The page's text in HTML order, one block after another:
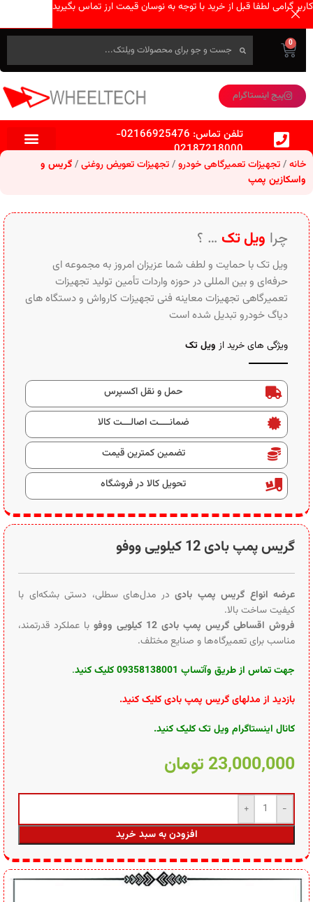
0
پیج اینستاگرام
تلفن تماس: 02166925476
-
02187218000
خانه تجهیزات تعمیرگاهی خودرو تجهیزات تعویض روغنی گریس و
واسکازین پمپ
گریس پمپ بادی 12 کیلویی ووفو
عرضه انواع گریس پمپ بادی در مدل‌های سطلی، دستی بشکه‌ای با
کیفیت ساخت بالا.
فروش اقساطی گریس پمپ بادی 12 کیلویی ووفو
با عملکرد قدرتمند،
مناسب برای تعمیرگاه‌ها و صنایع مختلف.
جهت تماس از طریق وآتساپ 09358138001 کلیک کنید
.
بازدید از مدلهای گریس پمپ بادی کلیک کنید.
کانال اینستاگرام ویل تک کلیک کنید.
23,000,000 تومان
افزودن به سبد خرید
چرا ویل تک … ؟
ویل تک با حمایت و لطف شما عزیزان امروز به مجموعه ای
حرفه‌ای و بین‌ المللی در حوزه واردات تأمین تولید تجهیزات
تعمیرگاهی تجهیزات معاینه فنی تجهیزات کارواش و دستگاه های
دیاگ خودرو تبدیل شده است
ویژگی های خرید از ویل تک
حمل و نقل اکسپرس
ضمانــــت اصالـــت کالا
تضمین کمترین قیمت
تحویل کالا در فروشگاه
کاربر گرامی لطفا قبل از خرید با توجه به نوسان قیمت ارز تماس بگیرید